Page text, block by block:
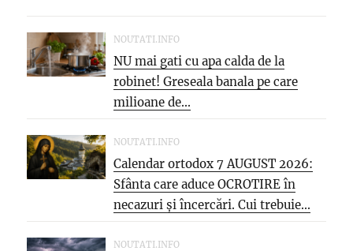
NOUTATI.INFO
NU mai gati cu apa calda de la
robinet! Greseala banala pe care
milioane de...
NOUTATI.INFO
Calendar ortodox 7 AUGUST 2026:
Sfânta care aduce OCROTIRE în
necazuri și încercări. Cui trebuie...
NOUTATI.INFO